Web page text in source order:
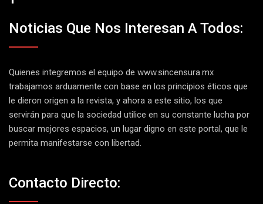
Noticias Que Nos Interesan A Todos:
Quienes integremos el equipo de www.sincensura.mx
trabajamos arduamente con base en los principios éticos que
le dieron origen a la revista, y ahora a este sitio, los que
servirán para que la sociedad utilice en su constante lucha por
buscar mejores espacios, un lugar digno en este portal, que le
permita manifestarse con libertad.
Contacto Directo: